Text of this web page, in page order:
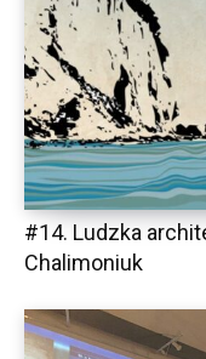
#14. Ludzka
Chalimoniuk